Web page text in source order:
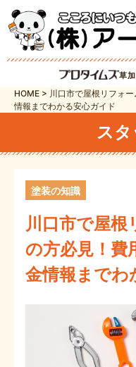
草
HOME > 川口市で屋根リフォ
情報までわかる安心ガイド
ス
川口市で屋根
の方必見！費
金情報までわ
塗装の知識